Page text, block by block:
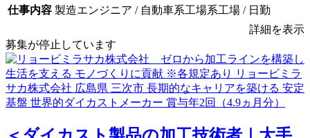
仕事内容 製造エンジニア / 自動車系工場系工場 / 日勤
詳細を表示
募集が停止しています